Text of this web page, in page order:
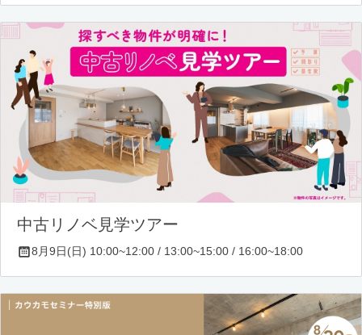
中古リノベ見学ツアー
8月9日(日) 10:00~12:00 / 13:00~15:00 / 16:00~18:00